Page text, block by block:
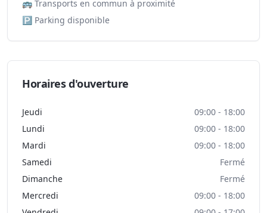
🚌 Transports en commun à proximité
🅿️ Parking disponible
Horaires d'ouverture
Jeudi
09:00 - 18:00
Lundi
09:00 - 18:00
Mardi
09:00 - 18:00
Samedi
Fermé
Dimanche
Fermé
Mercredi
09:00 - 18:00